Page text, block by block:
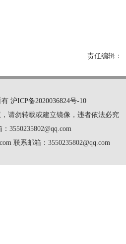
责任编辑：
有 沪ICP备2020036824号-10
请勿转载或建立镜像，违者依法必究
3550235802@qq.com
联系邮箱：3550235802@qq.com